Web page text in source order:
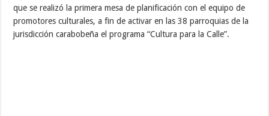
que se realizó la primera mesa de planificación con el equipo de
promotores culturales, a fin de activar en las 38 parroquias de la
jurisdicción carabobeña el programa “Cultura para la Calle”.